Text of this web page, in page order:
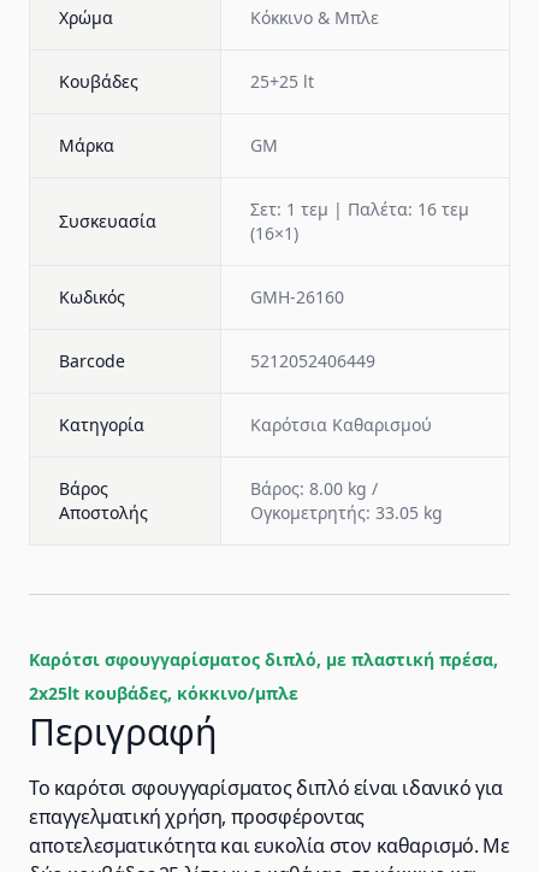
Χρώμα Κόκκινο & Μπλε
Κουβάδες 25+25 lt
Μάρκα GM
Συσκευασία
Σετ: 1 τεμ | Παλέτα: 16 τεμ
(16×1)
Κωδικός GMH-26160
Barcode 5212052406449
Κατηγορία Καρότσια Καθαρισμού
Βάρος
Αποστολής
Βάρος: 8.00 kg /
Ογκομετρητής: 33.05 kg
Καρότσι σφουγγαρίσματος διπλό, με πλαστική πρέσα,
2x25lt κουβάδες, κόκκινο/μπλε
Περιγραφή
Το καρότσι σφουγγαρίσματος διπλό είναι ιδανικό για
επαγγελματική χρήση, προσφέροντας
αποτελεσματικότητα και ευκολία στον καθαρισμό. Με